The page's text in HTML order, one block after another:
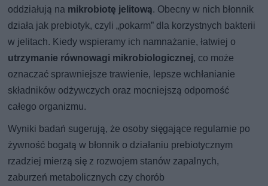
oddziałują na mikrobiotę jelitową. Obecny w nich błonnik
działa jak prebiotyk, czyli „pokarm” dla korzystnych bakterii
w jelitach. Kiedy wspieramy ich namnażanie, łatwiej o
utrzymanie równowagi mikrobiologicznej, co może
oznaczać sprawniejsze trawienie, lepsze wchłanianie
składników odżywczych oraz mocniejszą odporność
całego organizmu.
Wyniki badań sugerują, że osoby sięgające regularnie po
żywność bogatą w błonnik o działaniu prebiotycznym
rzadziej mierzą się z rozwojem stanów zapalnych,
zaburzeń metabolicznych czy chorób